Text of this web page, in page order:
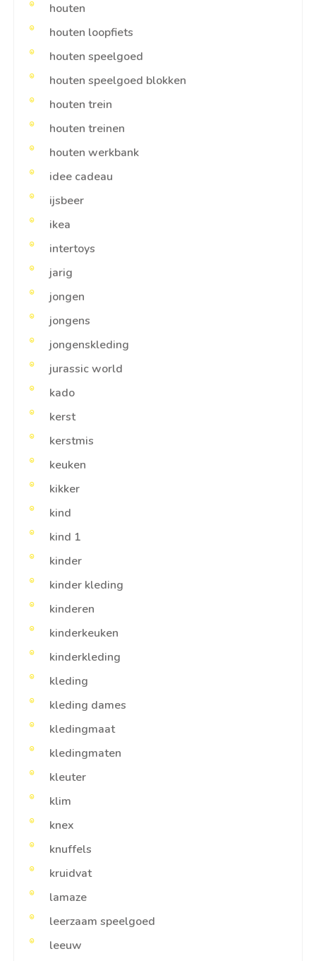
houten
houten loopfiets
houten speelgoed
houten speelgoed blokken
houten trein
houten treinen
houten werkbank
idee cadeau
ijsbeer
ikea
intertoys
jarig
jongen
jongens
jongenskleding
jurassic world
kado
kerst
kerstmis
keuken
kikker
kind
kind 1
kinder
kinder kleding
kinderen
kinderkeuken
kinderkleding
kleding
kleding dames
kledingmaat
kledingmaten
kleuter
klim
knex
knuffels
kruidvat
lamaze
leerzaam speelgoed
leeuw